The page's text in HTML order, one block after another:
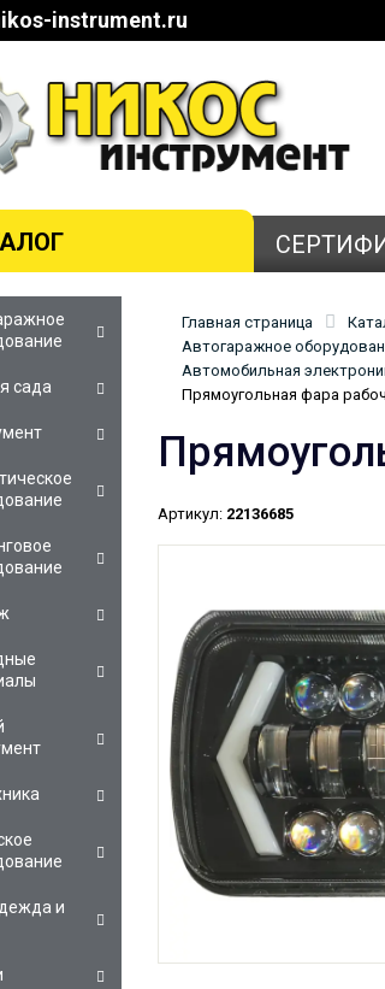
instrument.ru
Главная страница
Автогаражное
Автомобильная
Прямоугольная фара
Артикул: 22136685
сада
и